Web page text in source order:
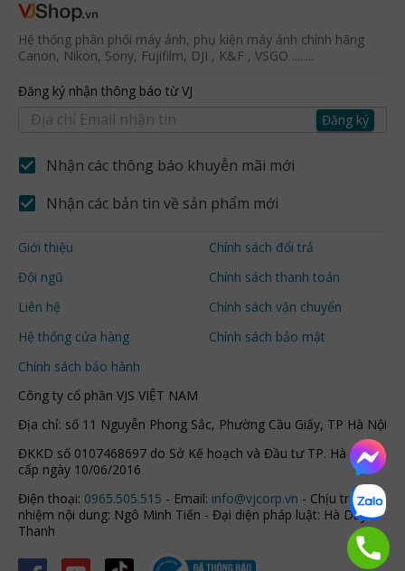
Hệ thống phân phối máy ảnh, phụ kiện máy ảnh chính hãng
Canon, Nikon, Sony, Fujifilm, DJI , K&F , VSGO ........
Đăng ký nhận thông báo từ VJ
Đăng ký
Nhận các thông báo khuyễn mãi mới
Nhận các bản tin về sản phẩm mới
Giới thiệu
Đội ngũ
Liên hệ
Hệ thống cửa hàng
Chính sách bảo hành
Chính sách đổi trả
Chính sách thanh toán
Chính sách vận chuyển
Chính sách bảo mật
Công ty cổ phần VJS VIỆT NAM
Địa chỉ: số 11 Nguyễn Phong Sắc, Phường Cầu Giấy, TP Hà Nội
ĐKKD số 0107468697 do Sở Kế hoạch và Đầu tư TP. Hà Nội
cấp ngày 10/06/2016
Điện thoại: 0965.505.515 - Email: info@vjcorp.vn - Chịu trách
nhiệm nội dung: Ngô Minh Tiến - Đại diện pháp luật: Hà Duy
Thanh